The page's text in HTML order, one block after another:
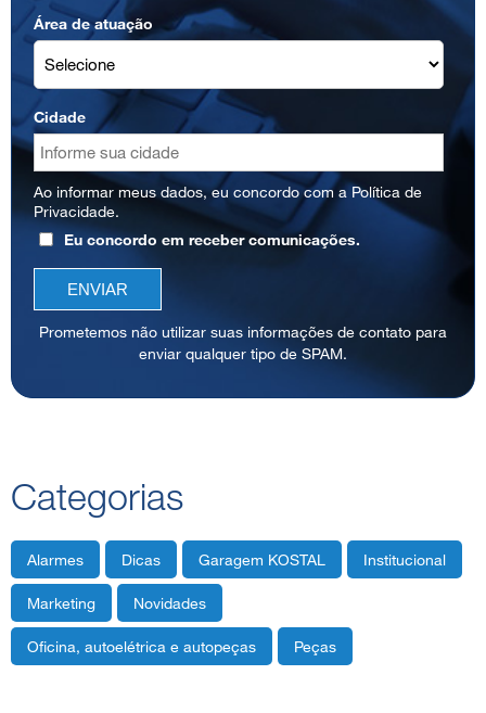
Área de atuação
Cidade
Ao informar meus dados, eu concordo com a Política de
Privacidade.
Eu concordo em receber comunicações.
Prometemos não utilizar suas informações de contato para
enviar qualquer tipo de SPAM.
Categorias
Alarmes Dicas Garagem KOSTAL Institucional
Marketing Novidades
Oficina, autoelétrica e autopeças Peças